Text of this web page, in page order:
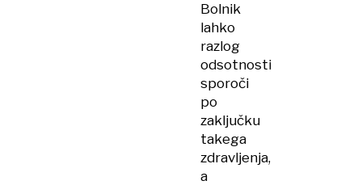
Bolnik
lahko
razlog
odsotnosti
sporoči
po
zaključku
takega
zdravljenja,
a